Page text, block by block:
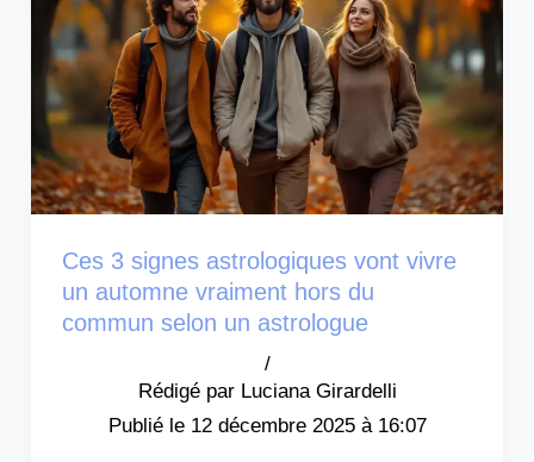
Ces 3 signes astrologiques vont vivre
un automne vraiment hors du
commun selon un astrologue
Luciana Girardelli
/
12 décembre 2025 à 16:07